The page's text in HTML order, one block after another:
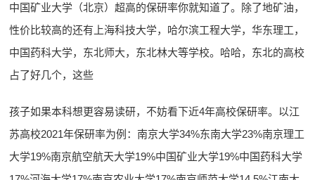
中国矿业大学（北京）超高的保研率你就知道了。除了地矿油，
性价比较高的还有上海科技大学，哈尔滨工程大学，华东理工，
中国药科大学，东北师大，东北林大等学校。哈哈，东北的高校
占了好几个，这些
孩子如果本科想更容易读研，不妨看下近4年高校保研率。以江
苏高校2021年保研率为例：南京大学34%东南大学23%南京理工
大学19%南京航空航天大学19%中国矿业大学19%中国药科大学